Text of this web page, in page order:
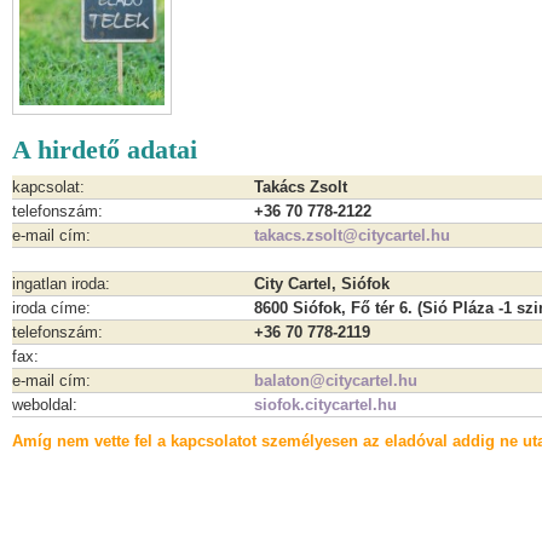
A hirdető adatai
kapcsolat:
Takács Zsolt
telefonszám:
+36 70 778-2122
e-mail cím:
takacs.zsolt@citycartel.hu
ingatlan iroda: City Cartel, Siófok
iroda címe:
8600 Siófok, Fő tér 6. (Sió Pláza -1
telefonszám:
+36 70 778-2119
fax:
e-mail cím:
balaton@citycartel.hu
weboldal:
siofok.citycartel.hu
Amíg nem vette fel a kapcsolatot személyesen az eladóval addig ne